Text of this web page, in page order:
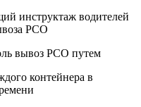
инструктаж водителей
РСО
вывоз РСО путем
контейнера в